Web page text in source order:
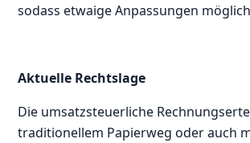
sodass etwaige Anpassungen
Aktuelle Rechtslage
Die umsatzsteuerliche
traditionellem Papierweg oder auch